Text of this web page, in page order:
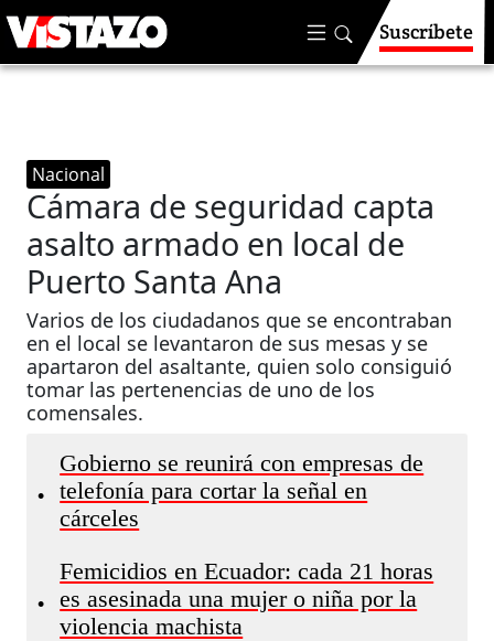
Suscríbete
Nacional
Cámara de seguridad capta
asalto armado en local de
Puerto Santa Ana
Varios de los ciudadanos que se encontraban
en el local se levantaron de sus mesas y se
apartaron del asaltante, quien solo consiguió
tomar las pertenencias de uno de los
comensales.
•
Gobierno se reunirá con empresas de
telefonía para cortar la señal en
cárceles
•
Femicidios en Ecuador: cada 21 horas
es asesinada una mujer o niña por la
violencia machista